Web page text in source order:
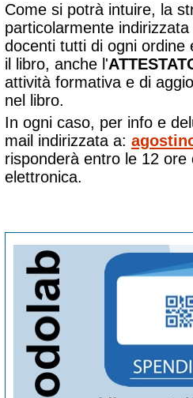
Come si potrà intuire, la
particolarmente
docenti tutti di ogni ordine
il libro, anche l'
attività formativa e di
nel libro.
In ogni caso, per info e
mail indirizzata a:
risponderà entro le 12
elettronica.